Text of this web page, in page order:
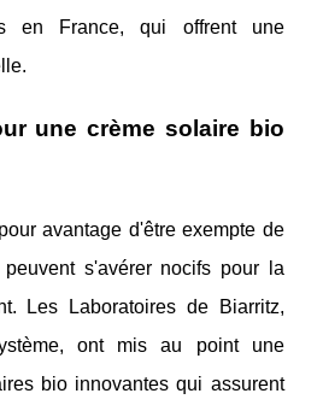
en France, qui offrent une
une crème solaire bio
avantage d'être exempte de
s'avérer nocifs pour la
Les Laboratoires de Biarritz,
ont mis au point une
bio innovantes qui assurent